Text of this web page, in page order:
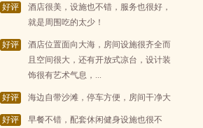
好评
酒店很美，设施也不错，服务也很好，
就是周围吃的太少！
好评
酒店位置面向大海，房间设施很齐全而
且空间很大，还有开放式凉台，设计装
饰很有艺术气息，...
好评 海边自带沙滩，停车方便，房间干净大
好评
早餐不错，配套休闲健身设施也很不